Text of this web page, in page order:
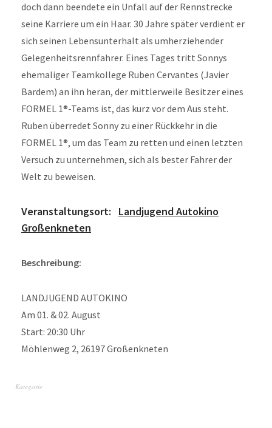
doch dann beendete ein Unfall auf der Rennstrecke
seine Karriere um ein Haar. 30 Jahre später verdient er
sich seinen Lebensunterhalt als umherziehender
Gelegenheitsrennfahrer. Eines Tages tritt Sonnys
ehemaliger Teamkollege Ruben Cervantes (Javier
Bardem) an ihn heran, der mittlerweile Besitzer eines
FORMEL 1®-Teams ist, das kurz vor dem Aus steht.
Ruben überredet Sonny zu einer Rückkehr in die
FORMEL 1®, um das Team zu retten und einen letzten
Versuch zu unternehmen, sich als bester Fahrer der
Welt zu beweisen.
Veranstaltungsort:
Landjugend Autokino
Großenkneten
Beschreibung:
LANDJUGEND AUTOKINO
Am 01. & 02. August
Start: 20:30 Uhr
Möhlenweg 2, 26197 Großenkneten
Kategorie